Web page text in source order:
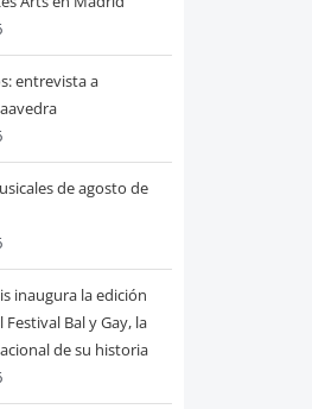
entrevista a
de agosto de
inaugura la edición
Festival Bal y Gay, la
de su historia